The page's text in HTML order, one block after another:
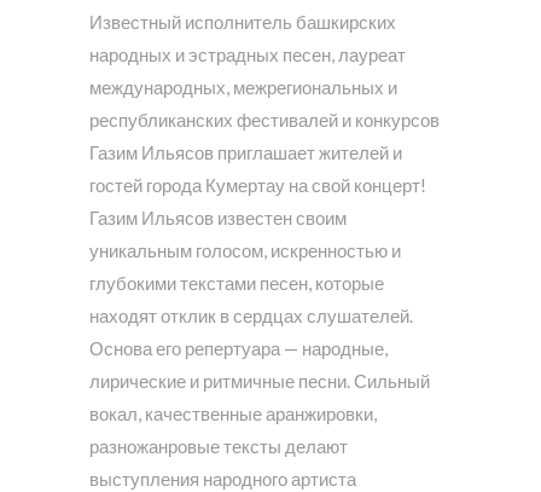
Известный исполнитель башкирских
народных и эстрадных песен, лауреат
международных, межрегиональных и
республиканских фестивалей и конкурсов
Газим Ильясов приглашает жителей и
гостей города Кумертау на свой концерт!
Газим Ильясов известен своим
уникальным голосом, искренностью и
глубокими текстами песен, которые
находят отклик в сердцах слушателей.
Основа его репертуара — народные,
лирические и ритмичные песни. Сильный
вокал, качественные аранжировки,
разножанровые тексты делают
выступления народного артиста